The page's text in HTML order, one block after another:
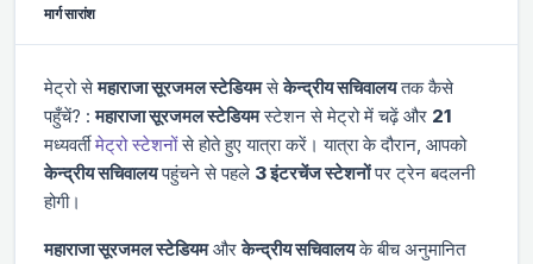
मार्ग सारांश
मेट्रो सेमहाराजा सूरजमल स्टेडियमसेकेन्द्रीय सचिवालयतक कैसे
पहुँचें? :महाराजा सूरजमल स्टेडियमस्टेशन से मेट्रो में चढ़ें और 21
मध्यवर्तीमेट्रो स्टेशनोंसे होते हुए यात्रा करें। यात्रा के दौरान, आपको
केन्द्रीय सचिवालयपहुंचने से पहले 3 इंटरचेंज स्टेशनोंपर ट्रेन बदलनी
होगी।
महाराजा सूरजमल स्टेडियमऔरकेन्द्रीय सचिवालयके बीच अनुमानित